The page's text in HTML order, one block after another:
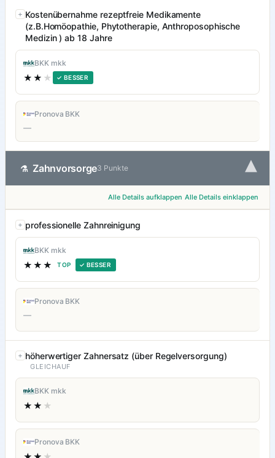
Kostenübernahme rezeptfreie Medikamente
(z.B.Homöopathie, Phytotherapie, Anthroposophische
Medizin ) ab 18 Jahre
BKK mkk
★★ ★ ✓ BESSER
Pronova BKK
—
⚗ Zahnvorsorge3 Punkte ▾
Alle Details aufklappen Alle Details einklappen
professionelle Zahnreinigung
BKK mkk
★★★ TOP ✓ BESSER
Pronova BKK
—
höherwertiger Zahnersatz (über Regelversorgung)
GLEICHAUF
BKK mkk
★★ ★
Pronova BKK